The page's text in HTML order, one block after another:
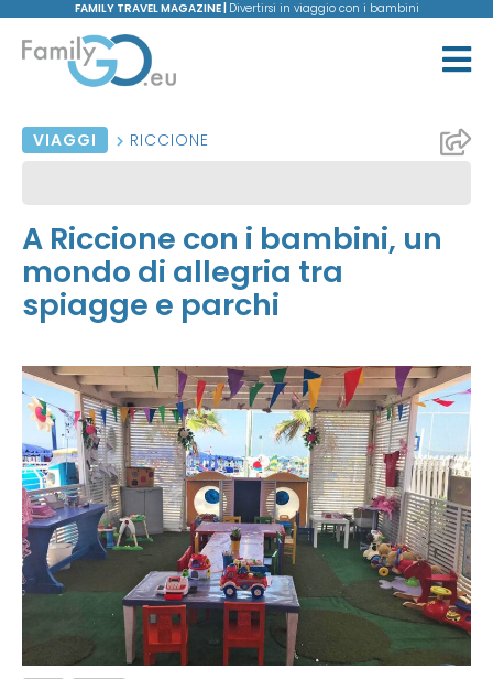
FAMILY TRAVEL MAGAZINE | Divertirsi in viaggio con i bambini
VIAGGI RICCIONE
A Riccione con i bambini, un
mondo di allegria tra
spiagge e parchi